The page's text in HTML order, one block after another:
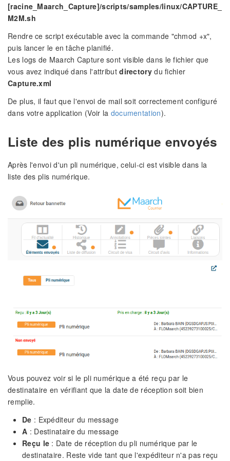
[racine_Maarch_Capture]/scripts/samples/linux/CAPTURE_
M2M.sh
Rendre ce script exécutable avec la commande "chmod +x",
puis lancer le en tâche planifié.
Les logs de Maarch Capture sont visible dans le fichier que
vous avez indiqué dans l'attributdirectorydu fichier
Capture.xml
De plus, il faut que l'envoi de mail soit correctement configuré
dans votre application (Voir la documentation).
Liste des plis numérique envoyés
Après l'envoi d'un pli numérique, celui-ci est visible dans la
liste des plis numérique.
Vous pouvez voir si le pli numérique a été reçu par le
destinataire en vérifiant que la date de réception soit bien
remplie.
De : Expéditeur du message
A : Destinataire du message
Reçu le : Date de réception du pli numérique par le
destinataire. Reste vide tant que l'expéditeur n'a pas reçu